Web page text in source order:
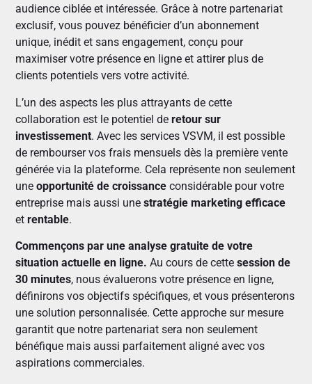
audience ciblée et intéressée. Grâce à notre partenariat
exclusif, vous pouvez bénéficier d’un abonnement
unique, inédit et sans engagement, conçu pour
maximiser votre présence en ligne et attirer plus de
clients potentiels vers votre activité.
L’un des aspects les plus attrayants de cette
collaboration est le potentiel deretour sur
investissement. Avec les services VSVM, il est possible
de rembourser vos frais mensuels dès la première vente
générée via la plateforme. Cela représente non seulement
uneopportunité de croissance considérable pour votre
entreprise mais aussi une stratégie marketing efficace
etrentable.
Commençons par une analyse gratuite de votre
situation actuelle en ligne. Au cours de cettesession de
30 minutes, nous évaluerons votre présence en ligne,
définirons vos objectifs spécifiques, et vous présenterons
une solution personnalisée. Cette approche sur mesure
garantit que notre partenariat sera non seulement
bénéfique mais aussi parfaitement aligné avec vos
aspirations commerciales.